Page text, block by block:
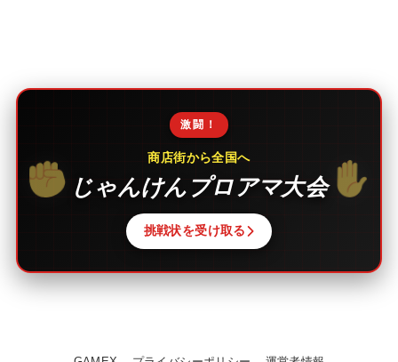
激闘！
商店街から全国へ
じゃんけんプロアマ大会
挑戦状を受け取る